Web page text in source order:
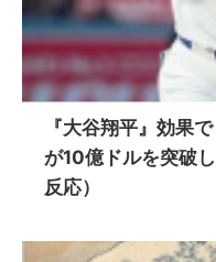
『大谷翔平』効果
が10億ドルを突破
反応）